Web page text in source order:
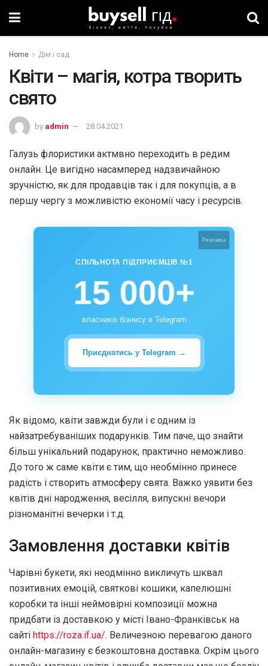
Home Дім і сад
Квіти – магія, котра творить
свято
by admin 28.04.2021
Галузь флористики актмвно переходить в редим
онлайн. Це вигідно насамперед надзвичайною
зручністю, як для продавців так і для покупців, а в
першу чергу з можливістю економії часу і ресурсів.
Реклама
СПІЛЬНОТА ПІДПРИЄМЦІВ №1
15 000+
власників бізнесу в Telegram
Приєднатись у Telegram →
Як відомо, квіти завжди були і є одним із
найзатребуваніших подарунків. Тим паче, що знайти
більш унікальний подарунок, практично неможливо.
До того ж саме квіти є тим, що необмінно принесе
радість і створить атмосферу свята. Важко уявити без
квітів дні народження, весілля, випускні вечори
різноманітні вечерки і т.д.
Замовлення доставки квітів
Чарівні букети, які неодмінно викличуть шквал
позитивних емоцій, святкові кошики, капелюшні
коробки та інші неймовірні композиції можна
придбати із доставкою у місті Івано-Франківськ на
сайті https://roza.if.ua/. Величезною перевагою даного
онлайн-магазину є безкоштовна доставка. Окрім цього